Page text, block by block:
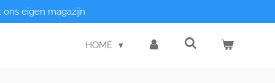
eigen magazijn
HOME